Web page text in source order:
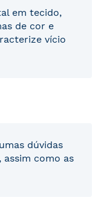
em tecido,
de cor e
vício
dúvidas
como as